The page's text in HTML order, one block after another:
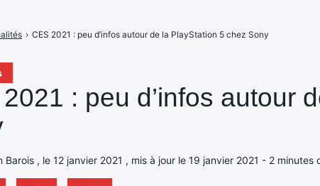
: peu d’infos autour
Barois , le 12 janvier 2021 , mis à jour le 19 janvier 2021 - 2 minutes
› CES 2021 : peu d’infos autour de la PlayStation 5 chez Sony